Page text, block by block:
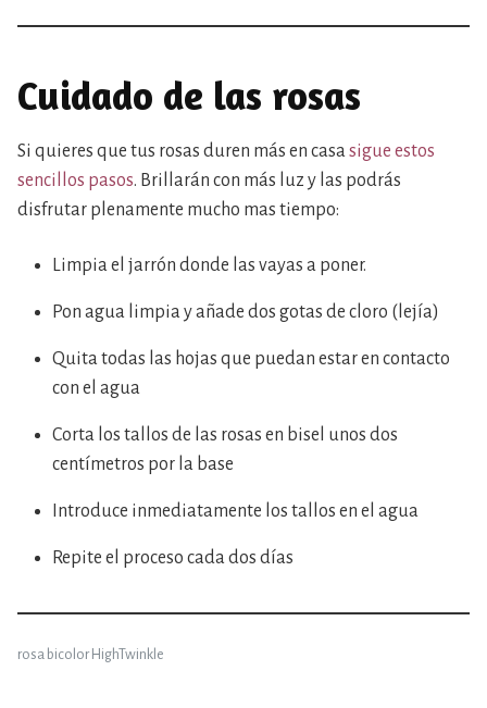
Cuidado de las rosas
Si quieres que tus rosas duren más en casasigue estos
sencillos pasos. Brillarán con más luz y las podrás
disfrutar plenamente mucho mas tiempo:
Limpia el jarrón donde las vayas a poner.
Pon agua limpia y añade dos gotas de cloro (lejía)
Quita todas las hojas que puedan estar en contacto
con el agua
Corta los tallos de las rosas en bisel unos dos
centímetros por la base
Introduce inmediatamente los tallos en el agua
Repite el proceso cada dos días
rosa bicolor HighTwinkle